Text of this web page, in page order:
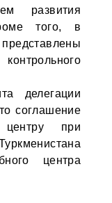
развития
того, в
делегации
соглашение
при
центра